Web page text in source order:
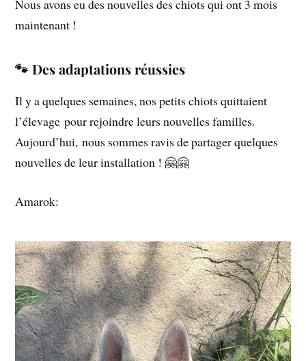
Nous avons eu des nouvelles des chiots qui ont 3 mois
maintenant !
🐾 Des adaptations réussies
Il y a quelques semaines, nospetitschiotsquittaient
l’élevage pourrejoindreleursnouvellesfamilles.
Aujourd’hui, nous sommesravisdepartagerquelques
nouvellesdeleurinstallation ! 🤗🤗
Amarok: